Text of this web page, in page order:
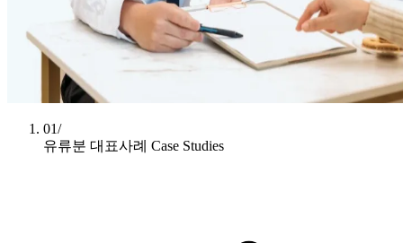
01/
유류분 대표사례 Case Studies